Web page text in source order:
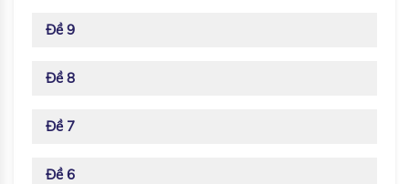
Đề 9
Đề 8
Đề 7
Đề 6